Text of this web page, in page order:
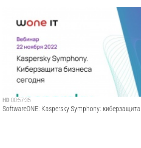
HD 00:57:35
SoftwareONE: Kaspersky Symphony: